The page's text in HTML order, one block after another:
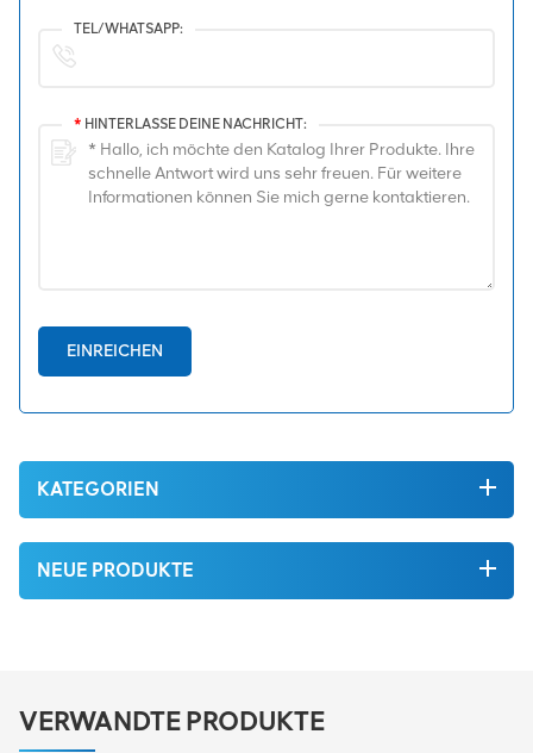
TEL/WHATSAPP:
* HINTERLASSE DEINE NACHRICHT:
EINREICHEN
KATEGORIEN
NEUE PRODUKTE
VERWANDTE PRODUKTE